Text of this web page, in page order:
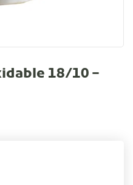
18/10 –